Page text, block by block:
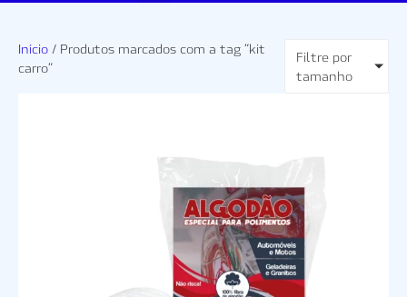
Início / Produtos marcados com a tag “kit
carro”
Filtre por
tamanho